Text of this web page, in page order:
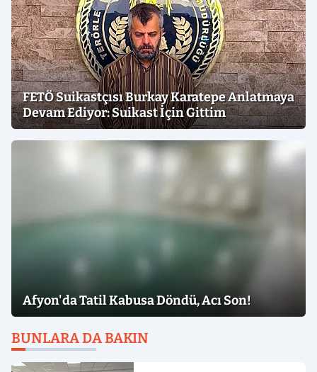
FETÖ Suikastçısı Burkay Karatepe Anlatmaya
Devam Ediyor: Suikast İçin Gittim
Afyon'da Tatil Kabusa Döndü, Acı Son!
BUNLARA DA BAKIN